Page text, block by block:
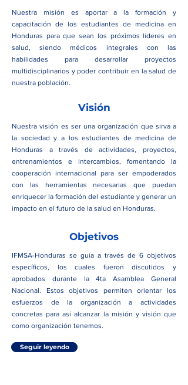
Nuestra misión es aportar a la formación y
capacitación de los estudiantes de medicina en
Honduras para que sean los próximos líderes en
salud, siendo médicos integrales con las
habilidades para desarrollar proyectos
multidisciplinarios y poder contribuir en la salud de
nuestra población.
Visión
Nuestra visión es ser una organización que sirva a
la sociedad y a los estudiantes de medicina de
Honduras a través de actividades, proyectos,
entrenamientos e intercambios, fomentando la
cooperación internacional para ser empoderados
con las herramientas necesarias que puedan
enriquecer la formación del estudiante y generar un
impacto en el futuro de la salud en Honduras.
Objetivos
IFMSA-Honduras se guía a través de 6 objetivos
específicos, los cuales fueron discutidos y
aprobados durante la 4ta Asamblea General
Nacional. Estos objetivos permiten orientar los
esfuerzos de la organización a actividades
concretas para así alcanzar la misión y visión que
como organización tenemos.
Seguir leyendo